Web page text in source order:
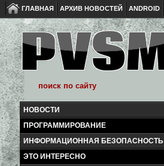
ГЛАВНАЯ АРХИВ НОВОСТЕЙ ANDROID
НОВОСТИ
ПРОГРАММИРОВАНИЕ
ИНФОРМАЦИОННАЯ БЕЗОПАСНОСТЬ
ЭТО ИНТЕРЕСНО